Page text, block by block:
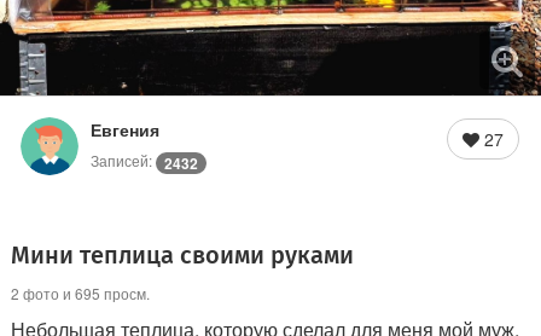
Евгения
Записей: 2432
27
Мини теплица своими руками
2 фото и 695 просм.
Небольшая теплица, которую сделал для меня мой муж,